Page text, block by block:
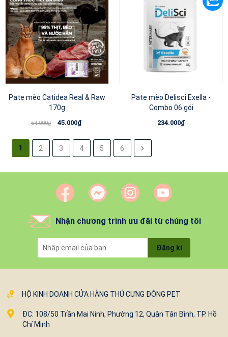
Pate mèo Catidea Real & Raw
170g
54.000₫ 45.000₫
Pate mèo Delisci Exella -
Combo 06 gói
234.000₫
1 2 3 4 5 6
Nhận chương trình ưu đãi từ chúng tôi
Đăng kí
HỘ KINH DOANH CỬA HÀNG THÚ CƯNG ĐÔNG PET
ĐC: 108/50 Trần Mai Ninh, Phường 12, Quận Tân Bình, TP. Hồ
Chí Minh